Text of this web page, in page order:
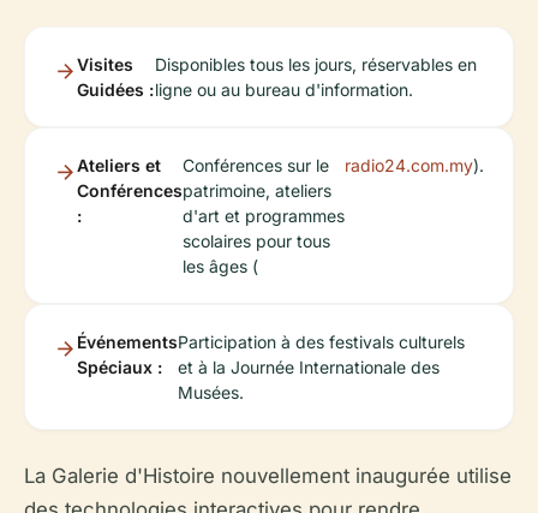
Visites
Guidées :
Disponibles tous les jours, réservables en
ligne ou au bureau d'information.
Ateliers et
Conférences
:
Conférences sur le
patrimoine, ateliers
d'art et programmes
scolaires pour tous
les âges (
radio24.com.my).
Événements
Spéciaux :
Participation à des festivals culturels
et à la Journée Internationale des
Musées.
La Galerie d'Histoire nouvellement inaugurée utilise